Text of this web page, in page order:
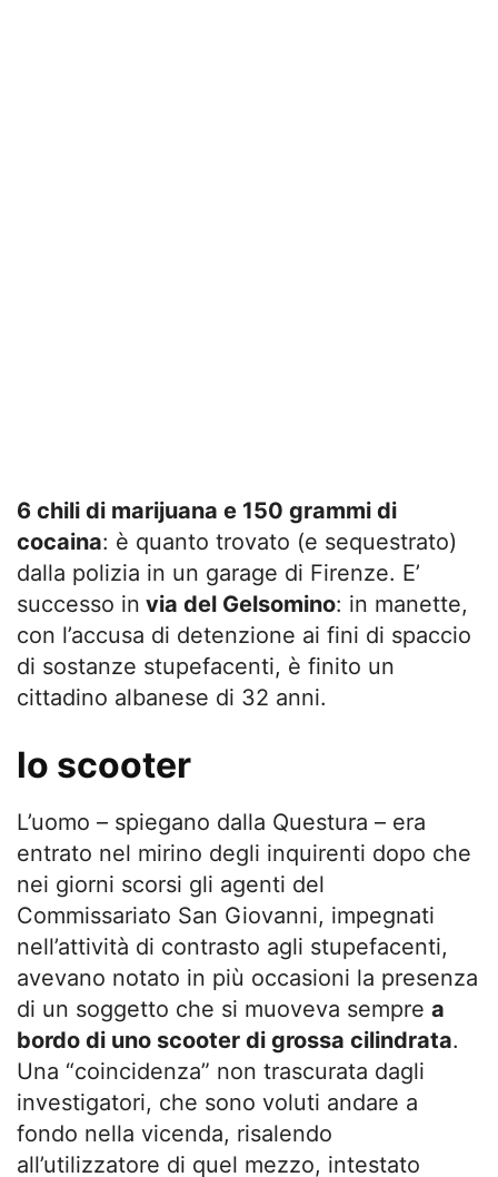
6 chili di marijuana e 150 grammi di
cocaina: è quanto trovato (e sequestrato)
dalla polizia in un garage di Firenze. E’
successo in via del Gelsomino: in manette,
con l’accusa di detenzione ai fini di spaccio
di sostanze stupefacenti, è finito un
cittadino albanese di 32 anni.
lo scooter
L’uomo – spiegano dalla Questura – era
entrato nel mirino degli inquirenti dopo che
nei giorni scorsi gli agenti del
Commissariato San Giovanni, impegnati
nell’attività di contrasto agli stupefacenti,
avevano notato in più occasioni la presenza
di un soggetto che si muoveva sempre a
bordo di uno scooter di grossa cilindrata.
Una “coincidenza” non trascurata dagli
investigatori, che sono voluti andare a
fondo nella vicenda, risalendo
all’utilizzatore di quel mezzo, intestato